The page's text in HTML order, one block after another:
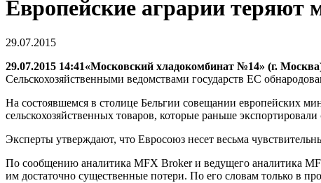
Европейские аграрии теряют
29.07.2015
29.07.2015 14:41«Московский хладокомбинат №14» (г.
Сельскохозяйственными ведомствами государств ЕС
На состоявшемся в столице Бельгии совещании европейских
сельскохозяйственных товаров, которые раньше
Эксперты утверждают, что Евросоюз несет весьма
По сообщению аналитика MFX Broker и ведущего аналитика
им достаточно существенные потери. По его словам только в